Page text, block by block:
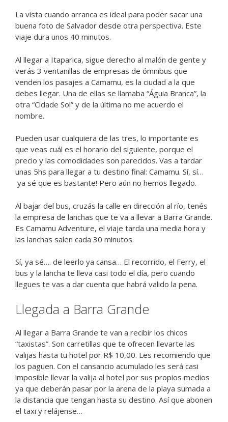
La vista cuando arranca es ideal para poder sacar una
buena foto de Salvador desde otra perspectiva. Este
viaje dura unos 40 minutos.
Al llegar a Itaparica, sigue derecho al malón de gente y
verás 3 ventanillas de empresas de ómnibus que
venden los pasajes a Camamu, es la ciudad a la que
debes llegar. Una de ellas se llamaba “Águia Branca”, la
otra “Cidade Sol” y de la última no me acuerdo el
nombre.
Pueden usar cualquiera de las tres, lo importante es
que veas cuál es el horario del siguiente, porque el
precio y las comodidades son parecidos. Vas a tardar
unas 5hs para llegar a tu destino final: Camamu. Sí, sí…
ya sé que es bastante! Pero aún no hemos llegado.
Al bajar del bus, cruzás la calle en dirección al río, tenés
la empresa de lanchas que te va a llevar a Barra Grande.
Es Camamu Adventure, el viaje tarda una media hora y
las lanchas salen cada 30 minutos.
Sí, ya sé…. de leerlo ya cansa… El recorrido, el Ferry, el
bus y la lancha te lleva casi todo el día, pero cuando
llegues te vas a dar cuenta que habrá valido la pena.
Llegada a Barra Grande
Al llegar a Barra Grande te van a recibir los chicos
“taxistas”. Son carretillas que te ofrecen llevarte las
valijas hasta tu hotel por R$ 10,00. Les recomiendo que
los paguen. Con el cansancio acumulado les será casi
imposible llevar la valija al hotel por sus propios medios
ya que deberán pasar por la arena de la playa sumada a
la distancia que tengan hasta su destino. Así que abonen
el taxi y relájense…